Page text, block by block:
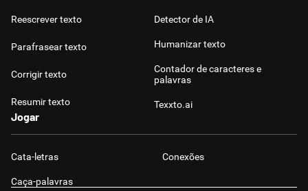
Reescrever texto
Parafrasear texto
Corrigir texto
Resumir texto
Detector de IA
Humanizar texto
Contador de caracteres e
palavras
Texxto.ai
Jogar
Cata-letras Conexões
Caça-palavras